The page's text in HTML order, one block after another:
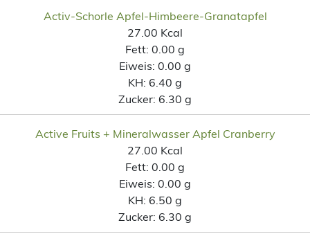
Activ-Schorle Apfel-Himbeere-Granatapfel
27.00 Kcal
Fett: 0.00 g
Eiweis: 0.00 g
KH: 6.40 g
Zucker: 6.30 g
Active Fruits + Mineralwasser Apfel Cranberry
27.00 Kcal
Fett: 0.00 g
Eiweis: 0.00 g
KH: 6.50 g
Zucker: 6.30 g